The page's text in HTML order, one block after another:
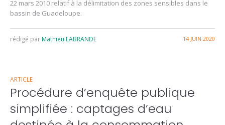
22 mars 2010 relatif à la délimitation des zones sensibles dans le
bassin de Guadeloupe.
14 JUIN 2020
rédigé parMathieu LABRANDE
ARTICLE
Procédure d’enquête publique
simplifiée : captages d’eau